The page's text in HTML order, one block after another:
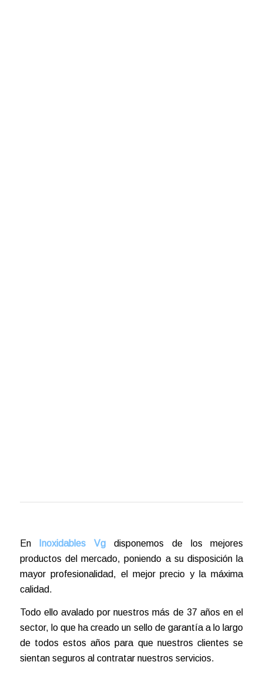
En Inoxidables Vgdisponemos de los mejores
productos del mercado, poniendo a su disposición la
mayor profesionalidad, el mejor precio y la máxima
calidad.
Todo ello avalado por nuestros más de 37 años en el
sector, lo que ha creado un sello de garantía a lo largo
de todos estos años para que nuestros clientes se
sientan seguros al contratar nuestros servicios.